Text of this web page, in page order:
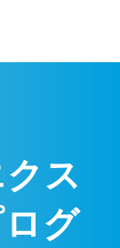
ス
グ